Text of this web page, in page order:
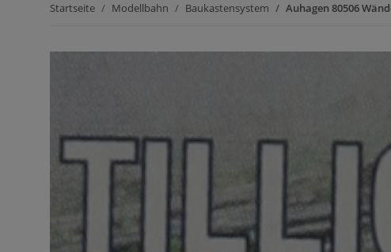
Startseite Modellbahn Baukastensystem Auhagen 80506